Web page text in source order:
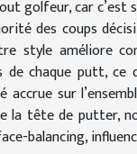
golfeur, car c’est
des coups
style améliore
de chaque putt,
accrue sur
la tête de putter,
balancing,